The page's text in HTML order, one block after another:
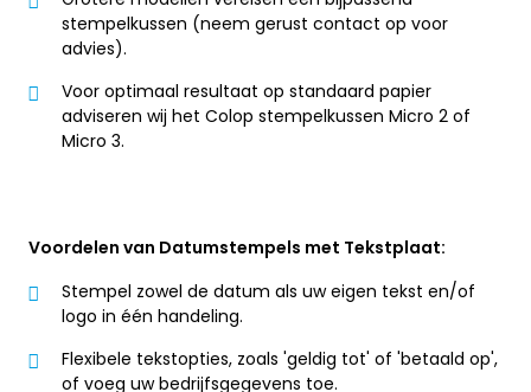
stempelkussen (neem gerust contact op voor
advies).
Voor optimaal resultaat op standaard papier
adviseren wij het Colop stempelkussen Micro 2 of
Micro 3.
Voordelen van Datumstempels met Tekstplaat:
Stempel zowel de datum als uw eigen tekst en/of
logo in één handeling.
Flexibele tekstopties, zoals 'geldig tot' of 'betaald op',
of voeg uw bedrijfsgegevens toe.